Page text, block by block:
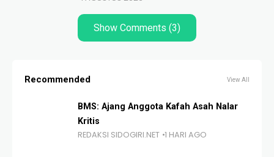
Show Comments (3)
Recommended View All
BMS: Ajang Anggota Kafah Asah Nalar
Kritis
REDAKSI SIDOGIRI.NET 1 HARI AGO